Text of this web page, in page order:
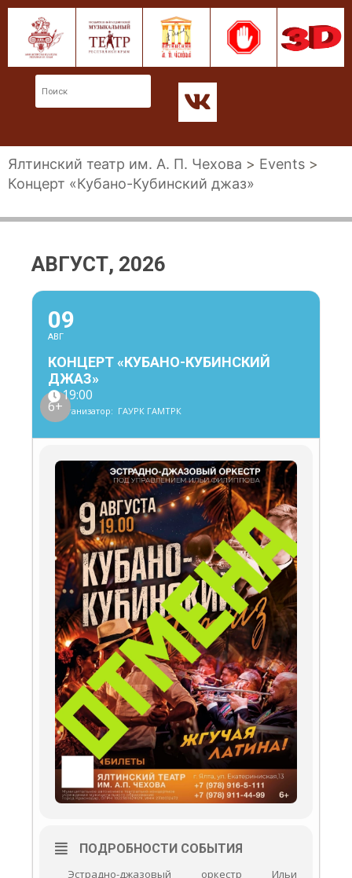
Ялтинский театр им. А. П. Чехова > Events >
Концерт «Кубано-Кубинский джаз»
АВГУСТ, 2026
09
АВГ
КОНЦЕРТ «КУБАНО-КУБИНСКИЙ
ДЖАЗ»
6+
19:00
Организатор: ГАУРК ГАМТРК
ПОДРОБНОСТИ СОБЫТИЯ
Эстрадно-джазовый оркестр Ильи